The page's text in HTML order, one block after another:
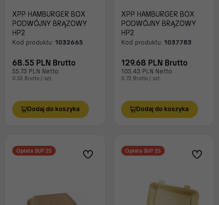
XPP HAMBURGER BOX
PODWÓJNY BRĄZOWY
HP2
Kod produktu: 1032665
68.55 PLN Brutto
55.73 PLN Netto
0.55 Brutto / szt.
Dodaj do koszyka
XPP HAMBURGER BOX
PODWÓJNY BRĄZOWY
HP2
Kod produktu: 1037783
129.68 PLN Brutto
105.43 PLN Netto
0.72 Brutto / szt.
Dodaj do koszyka
Opłata SUP 25 Opłata SUP 25